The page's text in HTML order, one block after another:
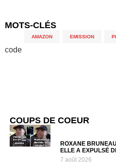
MOTS-CLÉS
AMAZON EMISSION
code
COUPS DE COEUR
ROXANE
ELLE A EXPULSÉ
7 août 2026